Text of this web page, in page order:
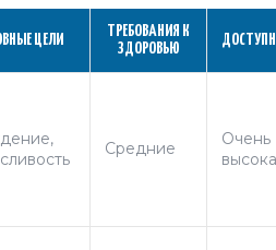
ЦЕЛИ
ТРЕБОВАНИЯ К
ЗДОРОВЬЮ
Средние
Очень